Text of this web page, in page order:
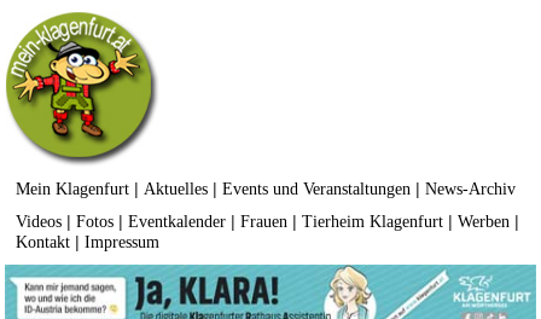
Mein Klagenfurt | Aktuelles |Events und Veranstaltungen |News-Archiv
Videos |Fotos |Eventkalender |Frauen |Tierheim Klagenfurt |Werben |
Kontakt |Impressum